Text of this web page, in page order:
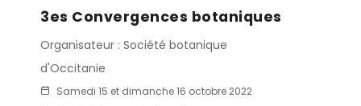
3es Convergences botaniques
Organisateur : Société botanique
d'Occitanie
Samedi 15 et dimanche 16 octobre 2022